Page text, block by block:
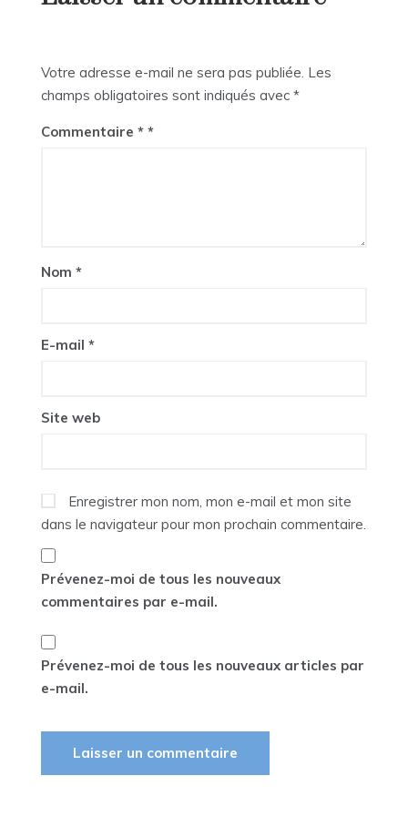
Votre adresse e-mail ne sera pas publiée. Les
champs obligatoires sont indiqués avec *
Commentaire *
Nom *
E-mail *
Site web
Enregistrer mon nom, mon e-mail et mon site
dans le navigateur pour mon prochain commentaire.
Prévenez-moi de tous les nouveaux
commentaires par e-mail.
Prévenez-moi de tous les nouveaux articles par
e-mail.